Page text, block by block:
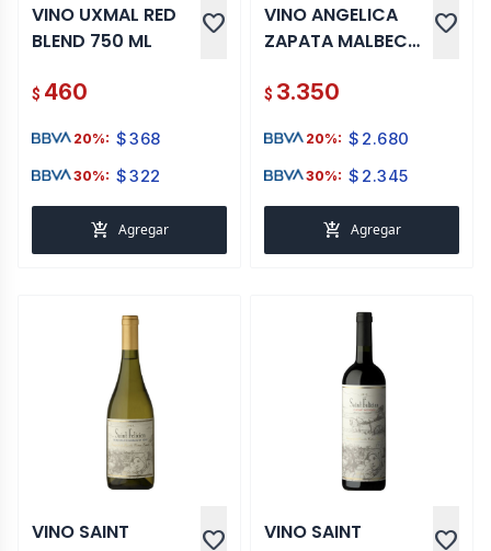
VINO UXMAL RED
BLEND 750 ML
favorite
$ 460
20%: $368
30%: $322
add_shopping_cart Agregar
VINO ANGELICA
ZAPATA MALBEC
favorite
$ 3.350
20%: $ 2.680
30%: $ 2.345
add_shopping_cart Agregar
VINO SAINT
favorite
VINO SAINT
favorite